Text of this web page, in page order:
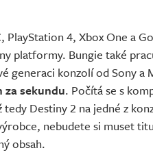
PlayStation 4, Xbox One a
platformy. Bungie také
generaci konzolí od Sony
za sekundu. Počítá se s
Destiny 2 na jedné z
nebudete si muset
obsah.